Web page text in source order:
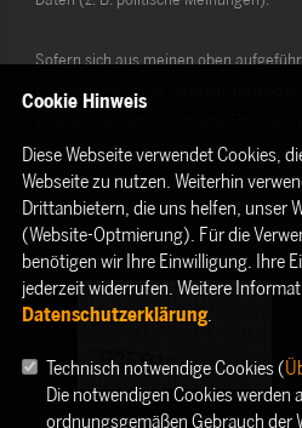
Sofern sich aus meinen oben
ethnische Herkunft, Religion, politische
Die Rechte als Betroffener aus der
habe ich gelesen und verstanden.
Cookie Hinweis
Diese Webseite verwendet Cookies,
Webseite zu nutzen. Weiterhin
Drittanbietern, die uns helfen, unser
(Website-Optmierung). Für die
benötigen wir Ihre Einwilligung. Ihre
jederzeit widerrufen. Weitere
Datenschutzerklärung.
Technisch notwendige Cookies (
Die notwendigen Cookies werden
ordnungsgemäßen Gebrauch der